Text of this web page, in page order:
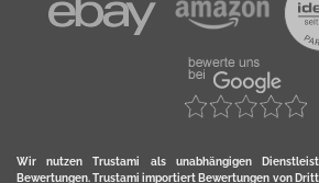
Wir nutzen Trustami als unabhängigen
Bewertungen. Trustami importiert Bewertungen von